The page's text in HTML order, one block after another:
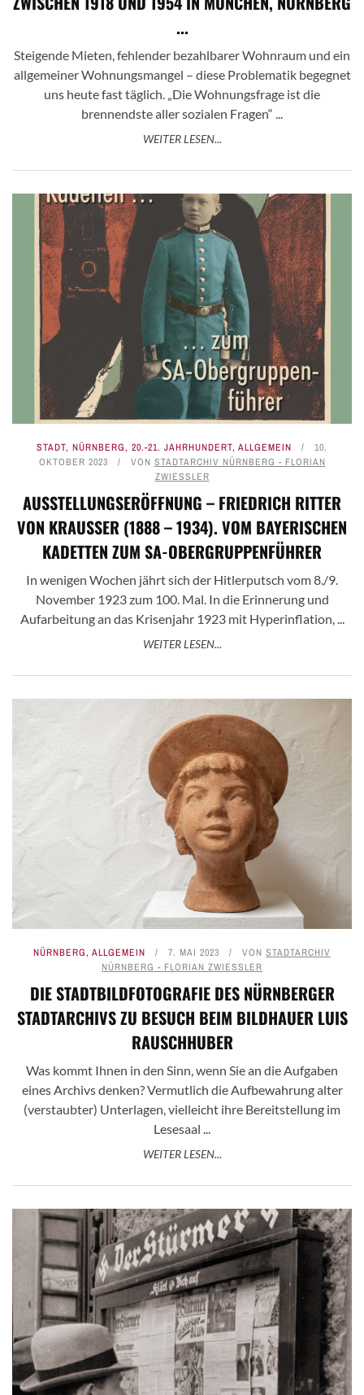
...
Steigende Mieten, fehlender bezahlbarer Wohnraum und ein
allgemeiner Wohnungsmangel – diese Problematik begegnet
uns heute fast täglich. „Die Wohnungsfrage ist die
brennendste aller sozialen Fragen“ ...
WEITER LESEN...
STADT, NÜRNBERG, 20.-21. JAHRHUNDERT, ALLGEMEIN
10.
OKTOBER 2023
VON STADTARCHIV NÜRNBERG - FLORIAN
ZWIESSLER
AUSSTELLUNGSERÖFFNUNG – FRIEDRICH RITTER
VON KRAUSSER (1888 – 1934). VOM BAYERISCHEN K
ADETTEN ZUM SA-OBERGRUPPENFÜHRER
In wenigen Wochen jährt sich der Hitlerputsch vom 8./9.
November 1923 zum 100. Mal. In die Erinnerung und
Aufarbeitung an das Krisenjahr 1923 mit Hyperinflation, ...
WEITER LESEN...
NÜRNBERG, ALLGEMEIN 7. MAI 2023 VON STADTARCHIV
NÜRNBERG - FLORIAN ZWIESSLER
DIE STADTBILDFOTOGRAFIE DES NÜRNBERGER
STADTARCHIVS ZU BESUCH BEIM BILDHAUER LUIS
RAUSCHHUBER
Was kommt Ihnen in den Sinn, wenn Sie an die Aufgaben
eines Archivs denken? Vermutlich die Aufbewahrung alter
(verstaubter) Unterlagen, vielleicht ihre Bereitstellung im
Lesesaal ...
WEITER LESEN...